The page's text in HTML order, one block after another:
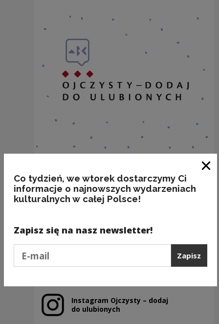
Nazwy miejscowości o nieoczywistej
odmianie: WŁOSZCZOWA
Poprzedni slajd
Następny slajd
Instagram Ojczysty – dodaj
do ulubionych
Uwaga, link zostanie otwarty w nowym oknie
Co tydzień, we wtorek dostarczymy Ci
informacje o najnowszych wydarzeniach
kulturalnych w całej Polsce!
Zapisz się na nasz newsletter!
Zapisz